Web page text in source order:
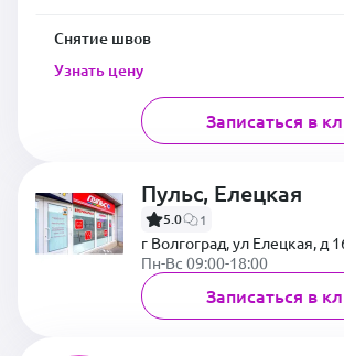
Снятие швов
Узнать цену
Записаться в
Пульс, Елецкая
5.0 1
г Волгоград, ул Елецкая, д
Пн-Вс 09:00-18:00
Записаться в